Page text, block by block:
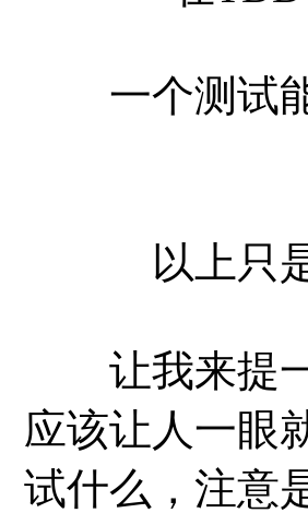
一个测试能
以上只是
让我来提一
应该让人一眼
试什么，注意